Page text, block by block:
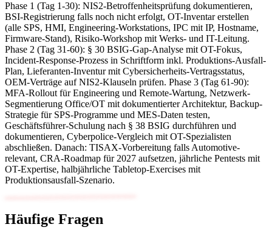
Phase 1 (Tag 1-30): NIS2-Betroffenheitsprüfung dokumentieren,
BSI-Registrierung falls noch nicht erfolgt, OT-Inventar erstellen
(alle SPS, HMI, Engineering-Workstations, IPC mit IP, Hostname,
Firmware-Stand), Risiko-Workshop mit Werks- und IT-Leitung.
Phase 2 (Tag 31-60): § 30 BSIG-Gap-Analyse mit OT-Fokus,
Incident-Response-Prozess in Schriftform inkl. Produktions-Ausfall-
Plan, Lieferanten-Inventur mit Cybersicherheits-Vertragsstatus,
OEM-Verträge auf NIS2-Klauseln prüfen. Phase 3 (Tag 61-90):
MFA-Rollout für Engineering und Remote-Wartung, Netzwerk-
Segmentierung Office/OT mit dokumentierter Architektur, Backup-
Strategie für SPS-Programme und MES-Daten testen,
Geschäftsführer-Schulung nach § 38 BSIG durchführen und
dokumentieren, Cyberpolice-Vergleich mit OT-Spezialisten
abschließen. Danach: TISAX-Vorbereitung falls Automotive-
relevant, CRA-Roadmap für 2027 aufsetzen, jährliche Pentests mit
OT-Expertise, halbjährliche Tabletop-Exercises mit
Produktionsausfall-Szenario.
Häufige Fragen